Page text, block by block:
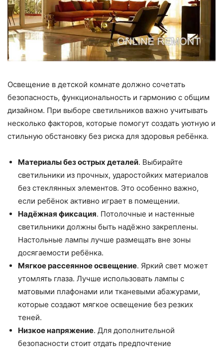
Освещение в детской комнате должно сочетать
безопасность, функциональность и гармонию с общим
дизайном. При выборе светильников важно учитывать
несколько факторов, которые помогут создать уютную и
стильную обстановку без риска для здоровья ребёнка.
Материалы без острых деталей. Выбирайте
светильники из прочных, ударостойких материалов
без стеклянных элементов. Это особенно важно,
если ребёнок активно играет в помещении.
Надёжная фиксация. Потолочные и настенные
светильники должны быть надёжно закреплены.
Настольные лампы лучше размещать вне зоны
досягаемости ребёнка.
Мягкое рассеянное освещение. Яркий свет может
утомлять глаза. Лучше использовать лампы с
матовыми плафонами или тканевыми абажурами,
которые создают мягкое освещение без резких
теней.
Низкое напряжение. Для дополнительной
безопасности стоит отдать предпочтение